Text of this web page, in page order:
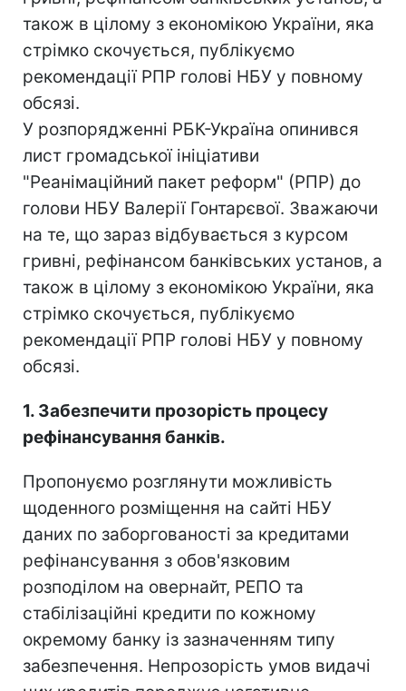
також в цілому з економікою України, яка
стрімко скочується, публікуємо
рекомендації РПР голові НБУ у повному
обсязі.
У розпорядженні РБК-Україна опинився
лист громадської ініціативи
"Реанімаційний пакет реформ" (РПР) до
голови НБУ Валерії Гонтарєвої. Зважаючи
на те, що зараз відбувається з курсом
гривні, рефінансом банківських установ, а
також в цілому з економікою України, яка
стрімко скочується, публікуємо
рекомендації РПР голові НБУ у повному
обсязі.
1. Забезпечити прозорість процесу
рефінансування банків.
Пропонуємо розглянути можливість
щоденного розміщення на сайті НБУ
даних по заборгованості за кредитами
рефінансування з обов'язковим
розподілом на овернайт, РЕПО та
стабілізаційні кредити по кожному
окремому банку із зазначенням типу
забезпечення. Непрозорість умов видачі